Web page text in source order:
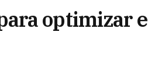
optimizar